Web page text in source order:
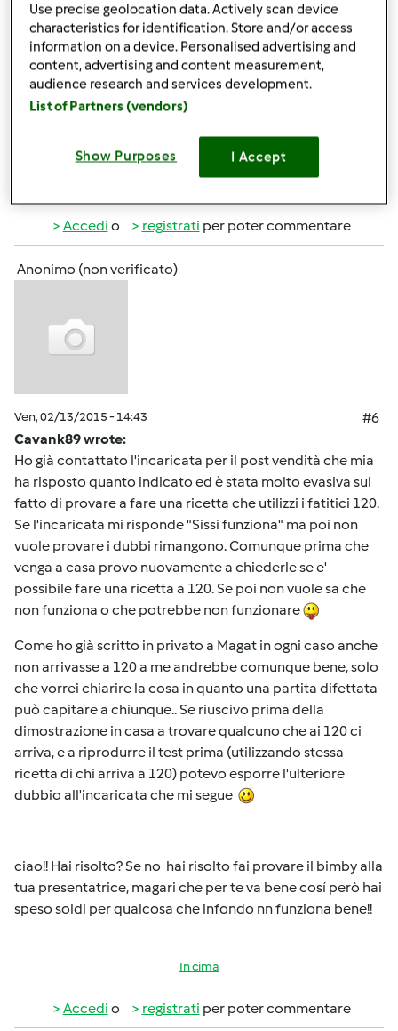
Mer, 11/19/2014 - 14:33
ivanaus wrote:
yes, spiegatissima
Accedi o registrati per poter commentare
Anonimo (non verificato)
Ven, 02/13/2015 - 14:43
#6
Cavank89 wrote:
Ho già contattato l'incaricata per il post vendità che mia
ha risposto quanto indicato ed è stata molto evasiva sul
fatto di provare a fare una ricetta che utilizzi i fatitici 120.
Se l'incaricata mi risponde "Sissi funziona" ma poi non
vuole provare i dubbi rimangono. Comunque prima che
venga a casa provo nuovamente a chiederle se e'
possibile fare una ricetta a 120. Se poi non vuole sa che
non funziona o che potrebbe non funzionare
Come ho già scritto in privato a Magat in ogni caso anche
non arrivasse a 120 a me andrebbe comunque bene, solo
che vorrei chiarire la cosa in quanto una partita difettata
può capitare a chiunque.. Se riuscivo prima della
dimostrazione in casa a trovare qualcuno che ai 120 ci
arriva, e a riprodurre il test prima (utilizzando stessa
ricetta di chi arriva a 120) potevo esporre l'ulteriore
dubbio all'incaricata che mi segue
ciao!! Hai risolto? Se no hai risolto fai provare il bimby alla
tua presentatrice, magari che per te va bene cosí però hai
speso soldi per qualcosa che infondo nn funziona bene!!
In cima
Accedi o registrati per poter commentare
Use precise geolocation data. Actively scan device
characteristics for identification. Store and/or access
information on a device. Personalised advertising and
content, advertising and content measurement,
audience research and services development.
List of Partners (vendors)
Show Purposes I Accept